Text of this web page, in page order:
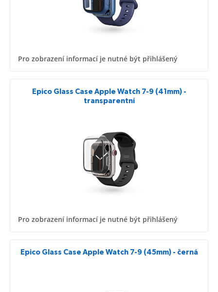
Pro zobrazení informací je nutné být přihlášený
Epico Glass Case Apple Watch 7-9 (41mm) -
transparentní
Pro zobrazení informací je nutné být přihlášený
Epico Glass Case Apple Watch 7-9 (45mm) - černá